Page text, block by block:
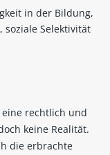
in der Bildung,
soziale Selektivität
rechtlich und
keine Realität.
die erbrachte